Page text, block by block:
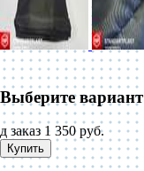
Выберите вариант
заказ 1 350 руб.
Купить